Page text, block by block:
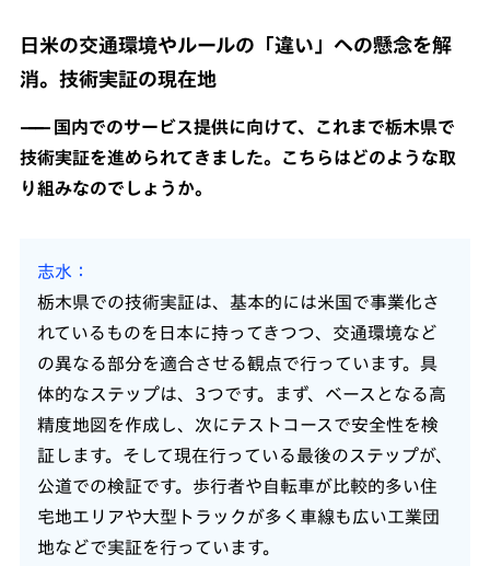
日米の交通環境やルールの「違い」への懸念を解
消。技術実証の現在地
国内でのサービス提供に向けて、これまで栃木県で
技術実証を進められてきました。こちらはどのような取
り組みなのでしょうか。
志水
栃木県での技術実証は、基本的には米国で事業化さ
れているものを日本に持ってきつつ、交通環境など
の異なる部分を適合させる観点で行っています。具
体的なステップは、3つです。まず、ベースとなる高
精度地図を作成し、次にテストコースで安全性を検
証します。そして現在行っている最後のステップが、
公道での検証です。歩行者や自転車が比較的多い住
宅地エリアや大型トラックが多く車線も広い工業団
地などで実証を行っています。